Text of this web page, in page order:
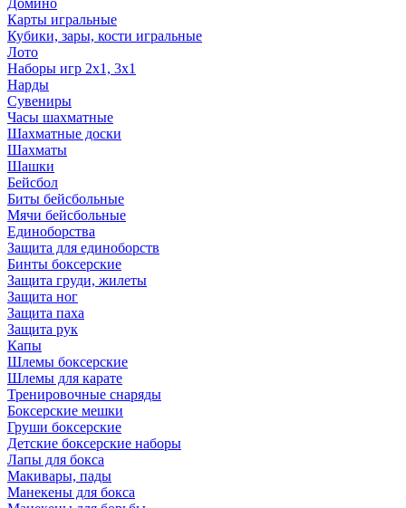
Домино
Карты игральные
Кубики, зары, кости игральные
Лото
Наборы игр 2х1, 3х1
Нарды
Сувениры
Часы шахматные
Шахматные доски
Шахматы
Шашки
Бейсбол
Биты бейсбольные
Мячи бейсбольные
Единоборства
Защита для единоборств
Бинты боксерские
Защита груди, жилеты
Защита ног
Защита паха
Защита рук
Капы
Шлемы боксерские
Шлемы для карате
Тренировочные снаряды
Боксерские мешки
Груши боксерские
Детские боксерские наборы
Лапы для бокса
Макивары, пады
Манекены для бокса